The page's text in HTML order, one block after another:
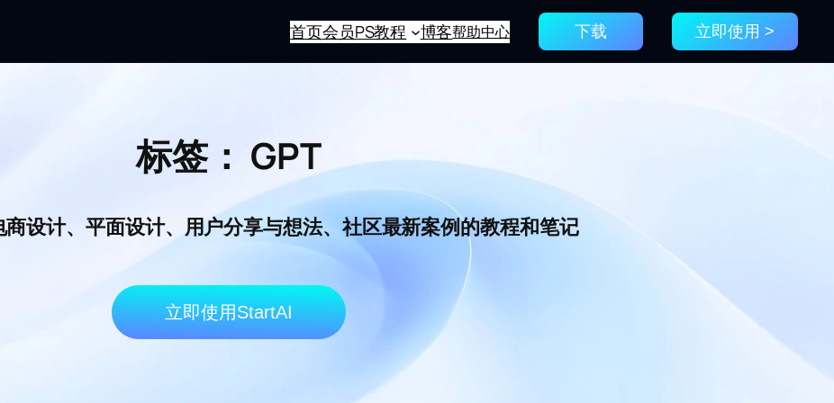
首页会员PS教程 博客帮助中心 下载 立即使用 >
标签： GPT
设计、平面设计、用户分享与想法、社区最新案例的教程和笔记
立即使用StartAI